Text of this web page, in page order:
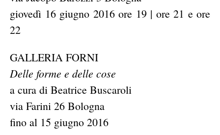
giovedì 16 giugno 2016 ore 19 | ore 21 e ore
22
GALLERIA FORNI
Delle forme e delle cose
a cura di Beatrice Buscaroli
via Farini 26 Bologna
fino al 15 giugno 2016